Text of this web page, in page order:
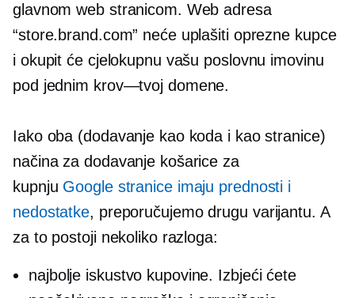
glavnom web stranicom. Web adresa
“store.brand.com” neće uplašiti oprezne kupce
i okupit će cjelokupnu vašu poslovnu imovinu
pod jednim krov—tvoj domene.
Iako oba (dodavanje kao koda i kao stranice)
načina za dodavanje košarice za
kupnju Google stranice imaju prednosti i
nedostatke, preporučujemo drugu varijantu. A
za to postoji nekoliko razloga:
najbolje iskustvo kupovine. Izbjeći ćete